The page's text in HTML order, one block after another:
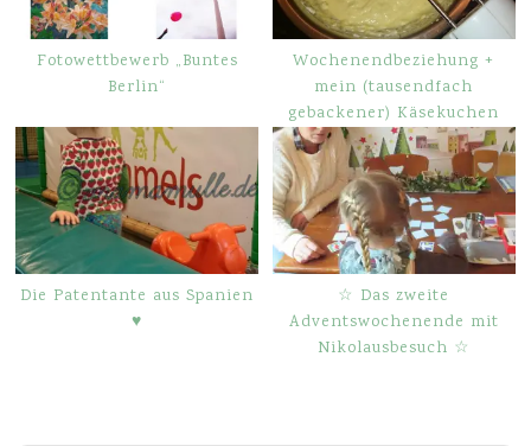
Fotowettbewerb „Buntes
Berlin“
Wochenendbeziehung +
mein (tausendfach
gebackener) Käsekuchen
Die Patentante aus Spanien
♥
☆ Das zweite
Adventswochenende mit
Nikolausbesuch ☆